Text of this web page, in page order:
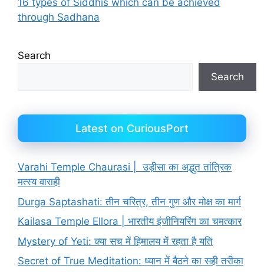
16 types of Siddhis which can be achieved
through Sadhana
Search
Search
Latest on CuriousPort
Varahi Temple Chaurasi | उड़ीसा का अद्भुत तांत्रिक
मत्स्य वाराही
Durga Saptashati: तीन चरित्र, तीन गुण और मोक्ष का मार्ग
Kailasa Temple Ellora | भारतीय इंजीनियरिंग का चमत्कार
Mystery of Yeti: क्या सच में हिमालय में रहता है यति
Secret of True Meditation: ध्यान में बैठने का सही तरीका